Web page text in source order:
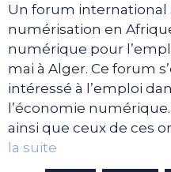
Un forum international
numérisation en
numérique pour
mai à Alger. Ce forum
intéressé à l’emploi
l’économie
ainsi que ceux de ces
la suite